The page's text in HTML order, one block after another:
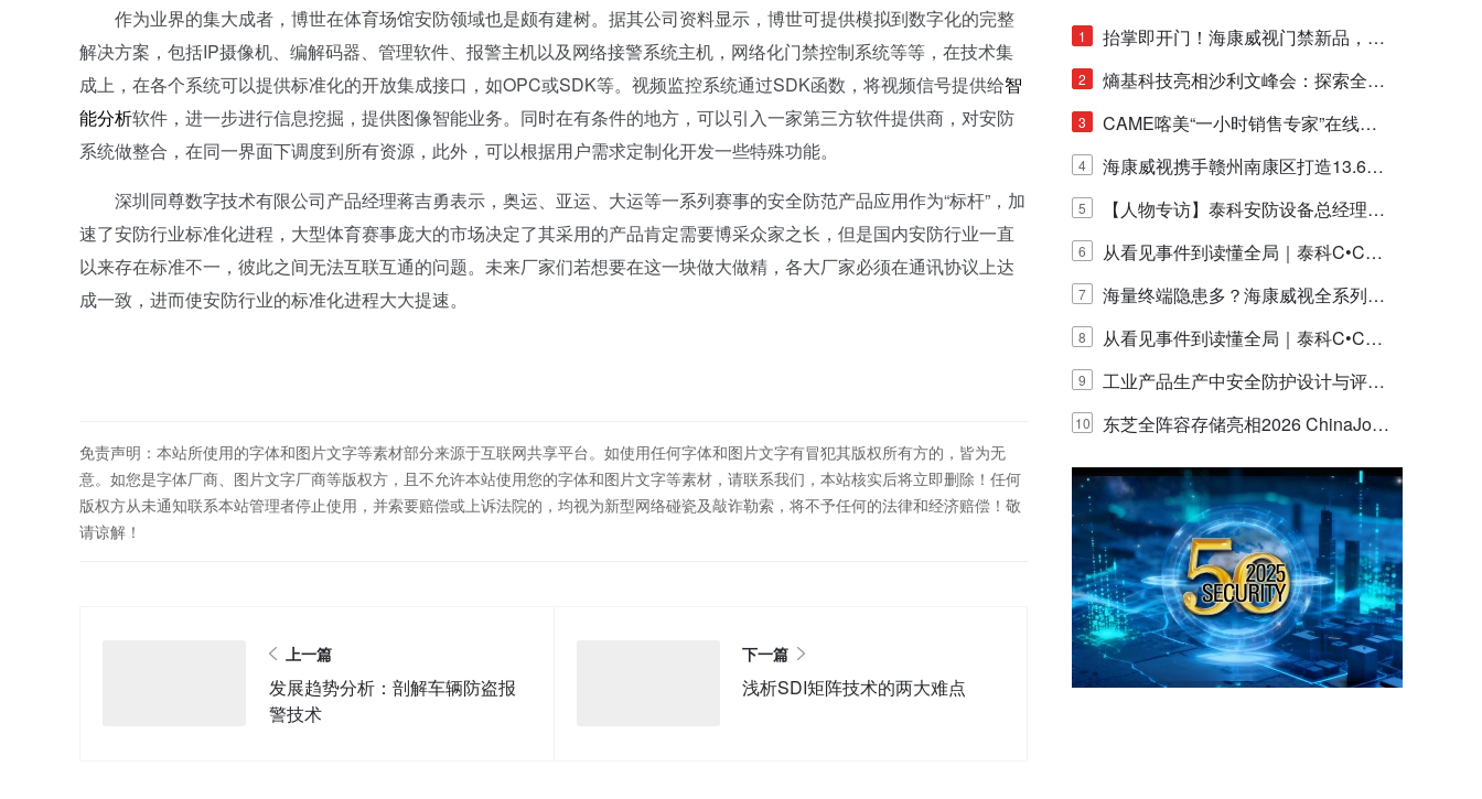
作为业界的集大成者，博世在体育场馆安防领域也是颇有建树。据其公司资料显示，博世可提供模拟到数字化的完整
解决方案，包括IP摄像机、编解码器、管理软件、报警主机以及网络接警系统主机，网络化门禁控制系统等等，在技术集
成上，在各个系统可以提供标准化的开放集成接口，如OPC或SDK等。视频监控系统通过SDK函数，将视频信号提供给智
能分析软件，进一步进行信息挖掘，提供图像智能业务。同时在有条件的地方，可以引入一家第三方软件提供商，对安防
系统做整合，在同一界面下调度到所有资源，此外，可以根据用户需求定制化开发一些特殊功能。
深圳同尊数字技术有限公司产品经理蒋吉勇表示，奥运、亚运、大运等一系列赛事的安全防范产品应用作为“标杆”，加
速了安防行业标准化进程，大型体育赛事庞大的市场决定了其采用的产品肯定需要博采众家之长，但是国内安防行业一直
以来存在标准不一，彼此之间无法互联互通的问题。未来厂家们若想要在这一块做大做精，各大厂家必须在通讯协议上达
成一致，进而使安防行业的标准化进程大大提速。
免责声明：本站所使用的字体和图片文字等素材部分来源于互联网共享平台。如使用任何字体和图片文字有冒犯其版权所有方的，皆为无
意。如您是字体厂商、图片文字厂商等版权方，且不允许本站使用您的字体和图片文字等素材，请联系我们，本站核实后将立即删除！任何
版权方从未通知联系本站管理者停止使用，并索要赔偿或上诉法院的，均视为新型网络碰瓷及敲诈勒索，将不予任何的法律和经济赔偿！敬
请谅解！
上一篇
发展趋势分析：剖解车辆防盗报
警技术
下一篇
浅析SDI矩阵技术的两大难点
1
抬掌即开门！海康威视门禁新品，不
止认人脸，更认"掌"中静脉！
2
熵基科技亮相沙利文峰会：探索全栈
脑机技术商业化生态新路径
3
CAME喀美“一小时销售专家”在线赋
能培训正式启动！
4
海康威视携手赣州南康区打造13.6公
里绿波网
5
【人物专访】泰科安防设备总经理张
宁解码安防出海新范式
6
从看见事件到读懂全局｜泰科C•CUR
E IQ 3.20开启安防运营智能新时代
7
海量终端隐患多？海康威视全系列物
联安全产品，四层守护更放心！
8
从看见事件到读懂全局｜泰科C•CUR
E IQ 3.20开启安防运营智能新时代
9
工业产品生产中安全防护设计与评估
的实践与探讨
10
东芝全阵容存储亮相2026 ChinaJo
y，以海量数据底座赋能“与AI同游”新
体验